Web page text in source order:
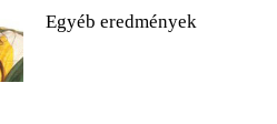
Egyéb eredmények